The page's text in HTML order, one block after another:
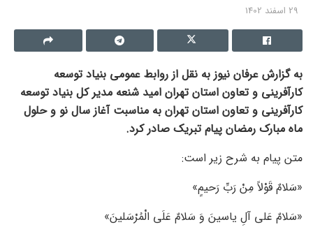
29 اسفند 1402
به گزارش عرفان نیوز به نقل از روابط عمومی بنیاد توسعه
کارآفرینی و تعاون استان تهران امید شنعه مدیر کل بنیاد توسعه
کارآفرینی و تعاون استان تهران به مناسبت آغاز سال نو و حلول
ماه مبارک رمضان پیام تبریک صادر کرد.
متن پیام به شرح زیر است:
«سَلامٌ قَوْلاً مِنْ رَبِّ رَحیمٍ»
«سَلامٌ عَلی آلِ یاسینَ وَ سَلامٌ عَلَی الْمُرْسَلینَ»